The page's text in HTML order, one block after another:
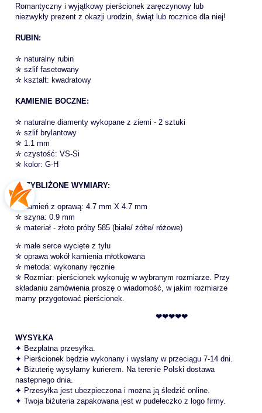
Romantyczny i wyjątkowy pierścionek zaręczynowy lub
niezwykły prezent z okazji urodzin, świąt lub rocznice dla niej!
RUBIN:
✮ naturalny rubin
✮ szlif fasetowany
✮ kształt: kwadratowy
KAMIENIE BOCZNE:
✮ naturalne diamenty wykopane z ziemi - 2 sztuki
✮ szlif brylantowy
✮ 1.1 mm
✮ czystość: VS-Si
✮ kolor: G-H
PRZYBLIŻONE WYMIARY:
✮kamień z oprawą: 4.7 mm X 4.7 mm
✮ szyna: 0.9 mm
✮ materiał - złoto próby 585 (białe/ żółte/ różowe)
✮ małe serce wycięte z tyłu
✮ oprawa wokół kamienia młotkowana
✮ metoda: wykonany ręcznie
✮ Rozmiar: pierścionek wykonuję w wybranym rozmiarze. Przy
składaniu zamówienia proszę o wiadomość, w jakim rozmiarze
mamy przygotować pierścionek.
❤❤❤❤❤
WYSYŁKA
✦ Bezpłatna przesyłka.
✦ Pierścionek będzie wykonany i wysłany w przeciągu 7-14 dni.
✦ Biżuterię wysyłamy kurierem. Na terenie Polski dostawa
następnego dnia.
✦ Przesyłka jest ubezpieczona i można ją śledzić online.
✦ Twoja biżuteria zapakowana jest w pudełeczko z logo firmy.